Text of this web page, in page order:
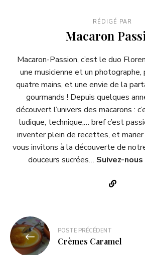
RÉDIGÉ PAR
Macaron
Macaron-Passion, c’est le duo
une musicienne et un photographe,
quatre mains, et une envie de la
gourmands ! Depuis quelques
découvert l’univers des macarons :
ludique, technique,… bref c’est
inventer plein de recettes, et
vous invitons à la découverte de
douceurs sucrées… Suivez-nous
POSTE PRÉCÉDENT
Crèmes Caramel